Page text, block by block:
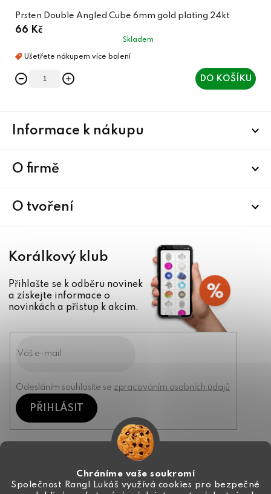
Chráníme vaše soukromí
Společnost Rangl Lukáš využívá cookies pro bezpečné
Prsten Double Angled Cube 6mm gold plating 24kt
66 Kč
Skladem
DO KOŠÍKU
Informace k nákupu
O firmě
O tvoření
Korálkový klub
Přihlašte se k odběru novinek
a získejte informace o
novinkách a přístup k akcím.
Odesláním souhlasíte se zpracováním osobních údajů
PŘIHLÁSIT